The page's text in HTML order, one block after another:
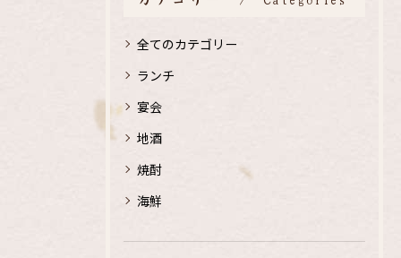
全てのカテゴリー
ランチ
宴会
地酒
焼酎
海鮮